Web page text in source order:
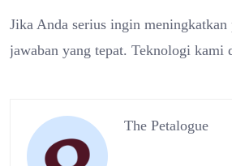
Jika Anda serius ingin
jawaban yang tepat. Teknologi kami
The Petalogue